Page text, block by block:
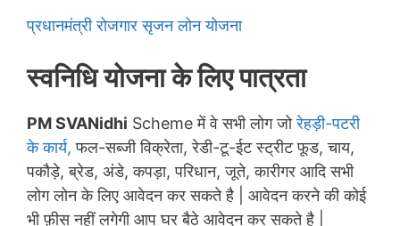
प्रधानमंत्री रोजगार सृजन लोन योजना
स्वनिधि योजना के लिए पात्रता
PM SVANidhi Scheme में वे सभी लोग जोरेहड़ी-पटरी
के कार्य,फल-सब्जी विक्रेता, रेडी-टू-ईट स्ट्रीट फूड, चाय,
पकौड़े, ब्रेड, अंडे, कपड़ा, परिधान, जूते, कारीगर आदि सभी
लोग लोन के लिए आवेदन कर सकते है | आवेदन करने की कोई
भी फ़ीस नहीं लगेगी आप घर बैठे आवेदन कर सकते है |